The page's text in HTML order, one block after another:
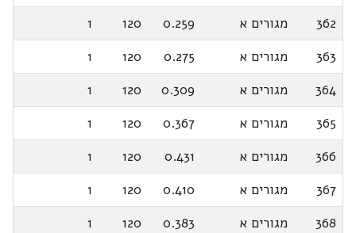
362
מגורים א 0.259
120
1
363
מגורים א 0.275
120
1
364
מגורים א 0.309
120
1
365
מגורים א 0.367
120
1
366
מגורים א 0.431
120
1
367
מגורים א 0.410
120
1
368
מגורים א 0.383
120
1